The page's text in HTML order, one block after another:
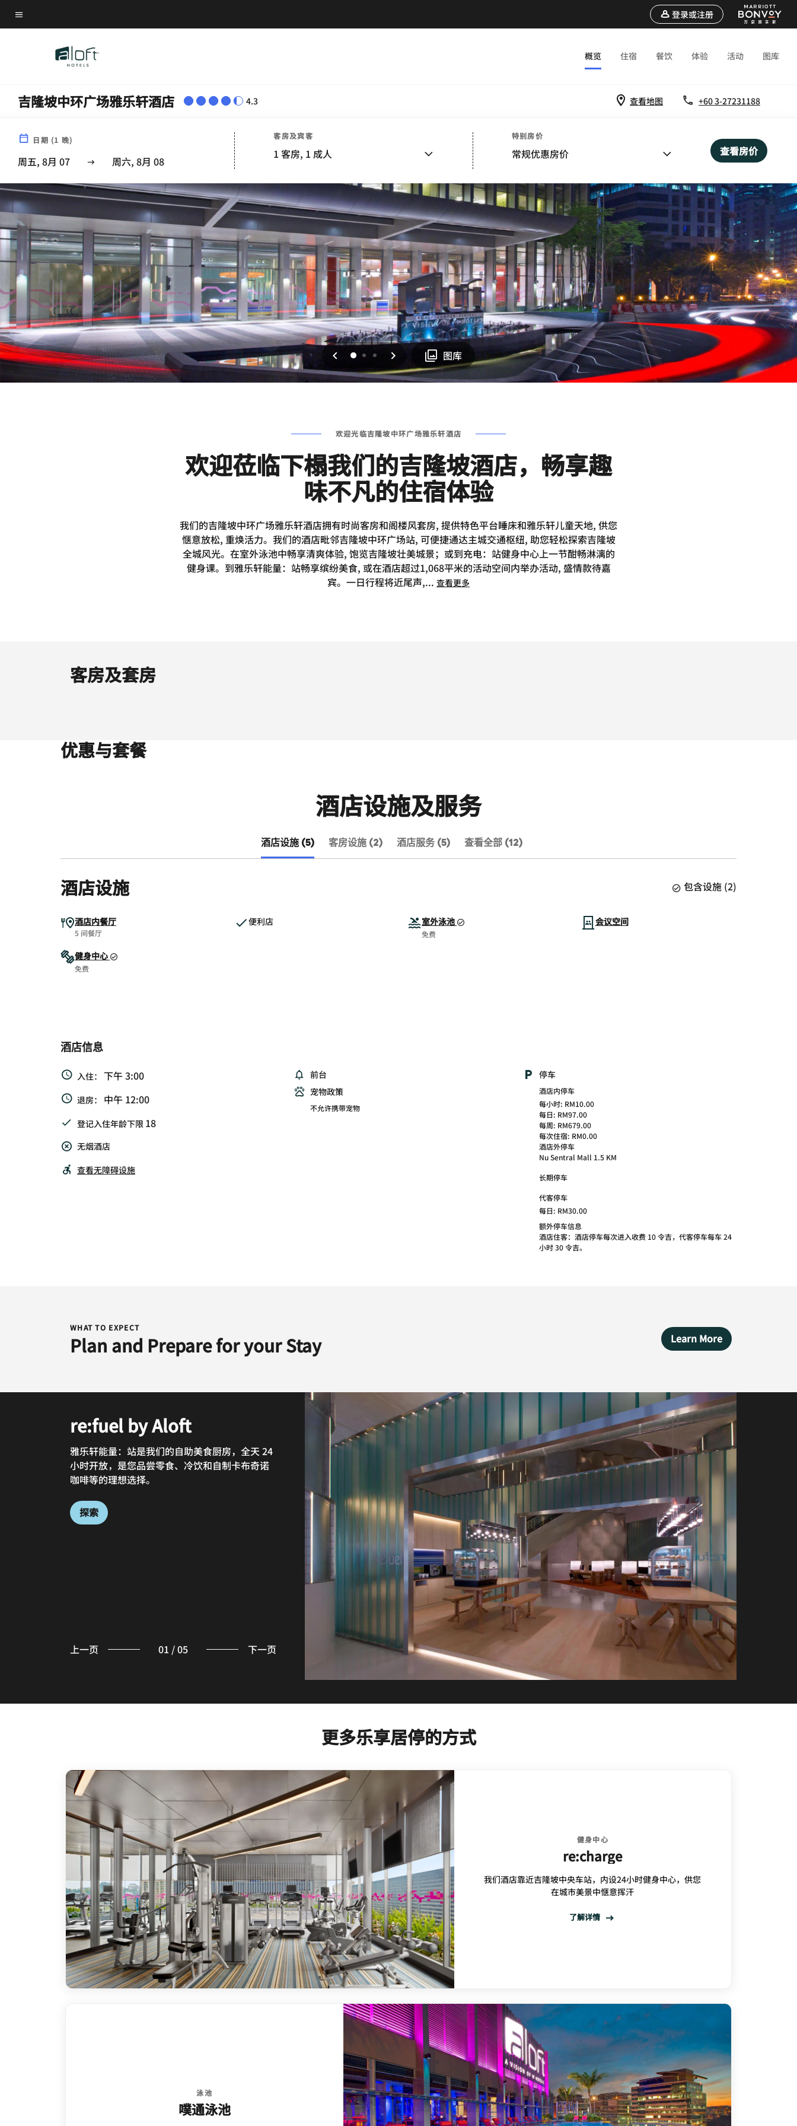
Skip
to菜单文本
登录或注册
概览 住宿 餐饮 体验 活动 图库
吉隆坡中环广场雅乐轩酒店 4.3 查看地图 +60 3-27231188
日期 (1 晚)
周五, 8月 07 周六, 8月 08
客房及宾客
1 客房, 1 成人
特别房价
常规优惠房价 查看房价
上一页
0 1 2 下一页 图库
欢迎光临吉隆坡中环广场雅乐轩酒店
欢迎莅临下榻我们的吉隆坡酒店，畅享趣
味不凡的住宿体验
我们的吉隆坡中环广场雅乐轩酒店拥有时尚客房和阁楼风套房, 提供特色平台睡床和雅乐轩儿童天地, 供您
惬意放松, 重焕活力。我们的酒店毗邻吉隆坡中环广场站, 可便捷通达主城交通枢纽, 助您轻松探索吉隆坡
全城风光。在室外泳池中畅享清爽体验, 饱览吉隆坡壮美城景；或到充电：站健身中心上一节酣畅淋漓的
健身课。到雅乐轩能量：站畅享缤纷美食, 或在酒店超过1,068平米的活动空间内举办活动, 盛情款待嘉
宾。一日行程将近尾声,... 查看更多
客房及套房
优惠与套餐
酒店设施及服务
酒店设施 (5) 客房设施 (2) 酒店服务 (5) 查看全部 (12)
酒店设施 包含设施 (2)
酒店内餐厅
5 间餐厅
便利店 室外泳池
免费
会议空间
健身中心
免费
酒店信息
入住： 下午 3:00
退房： 中午 12:00
登记入住年龄下限 18
无烟酒店
查看无障碍设施
前台
宠物政策
不允许携带宠物
停车
酒店内停车
每小时: RM10.00
每日: RM97.00
每周: RM679.00
每次住宿: RM0.00
酒店外停车
Nu Sentral Mall 1.5 KM
长期停车
代客停车
每日: RM30.00
额外停车信息
酒店住客：酒店停车每次进入收费 10 令吉，代客停车每车 24
小时 30 令吉。
WHAT TO EXPECT
Plan and Prepare for your Stay Learn More
re:fuel by Aloft
雅乐轩能量：站是我们的自助美食厨房，全天 24
小时开放，是您品尝零食、冷饮和自制卡布奇诺
咖啡等的理想选择。
探索
Nook
我们的聚聚乐餐厅毗邻吉隆坡中央车站，厨师团
队匠心烹制每一道菜品，还原地道风味，为您呈
献别致晚餐盛宴。特色沙捞越叻沙到诱人的聚聚
愉。
Re:Fuel on Wheels
(R.O.W)
轮上能量：站，即 R.O.W，是受雅乐轩即买即走
概念店启发的便捷美食车，欢迎于此品尝美味快
餐。
W XYZ Bar
欢迎到我们的 W xyz 酒吧，品赏鸡尾酒，交朋会
友，好不惬意。从品脱佳酿、黑皮诺美酒、特色
醇饮、花样小吃，到悦耳动听的音乐和不容错过
探索
MaiBar
舞酒吧坐拥吉隆坡中央车站的迷人美景，是您下
班后惬意小酌或畅享活力夜间时光的好去处。在
无边泳池旁感受活力放松氛围，到屋顶酒吧品尝
探索
上一页 01 /05 下一页
更多乐享居停的方式
健身中心
re:charge
我们酒店靠近吉隆坡中央车站，内设24小时健身中心，供您
在城市美景中惬意挥汗
了解详情
泳池
噗通泳池